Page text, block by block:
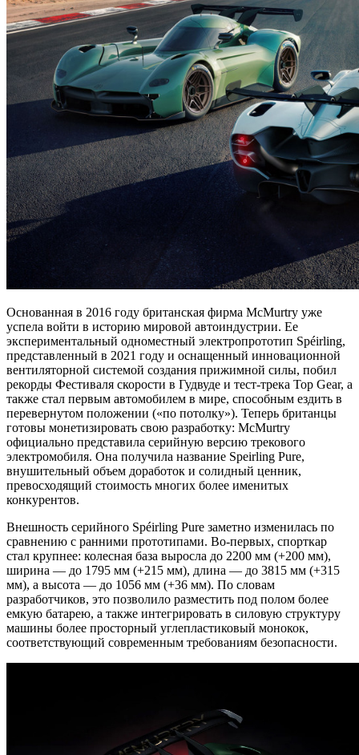
Основанная в 2016 году британская фирма McMurtry уже
успела войти в историю мировой автоиндустрии. Ее
экспериментальный одноместный электропрототип Spéirling,
представленный в 2021 году и оснащенный инновационной
вентиляторной системой создания прижимной силы, побил
рекорды Фестиваля скорости в Гудвуде и тест-трека Top Gear, а
также стал первым автомобилем в мире, способным ездить в
перевернутом положении («по потолку»). Теперь британцы
готовы монетизировать свою разработку: McMurtry
официально представила серийную версию трекового
электромобиля. Она получила название Speirling Pure,
внушительный объем доработок и солидный ценник,
превосходящий стоимость многих более именитых
конкурентов.
Внешность серийного Spéirling Pure заметно изменилась по
сравнению с ранними прототипами. Во-первых, спорткар
стал крупнее: колесная база выросла до 2200 мм (+200 мм),
ширина — до 1795 мм (+215 мм), длина — до 3815 мм (+315
мм), а высота — до 1056 мм (+36 мм). По словам
разработчиков, это позволило разместить под полом более
емкую батарею, а также интегрировать в силовую структуру
машины более просторный углепластиковый монокок,
соответствующий современным требованиям безопасности.